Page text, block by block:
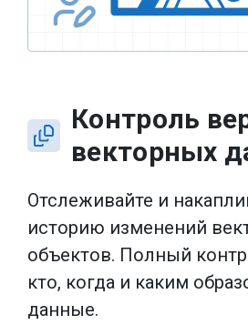
Контроль
векторных
Отслеживайте и
историю изменений
объектов. Полный
кто, когда и каким
данные.